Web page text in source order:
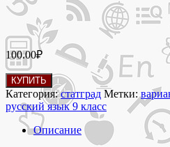
100.00₽
Количество
товара
22.01.2024
Тренировочная
работа
КУПИТЬ
Категория:статград Метки:
русский язык 9 класс
Описание